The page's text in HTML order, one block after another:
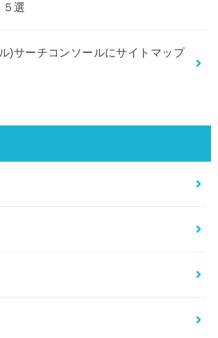
選
)サーチコンソールにサイトマップ